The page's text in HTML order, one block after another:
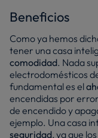
Beneficios
Como ya hemos
tener una casa
comodidad. Nada
electrodomésticos
fundamental es el
encendidas por
de encendido y
ejemplo. Una casa
seguridad, ya que